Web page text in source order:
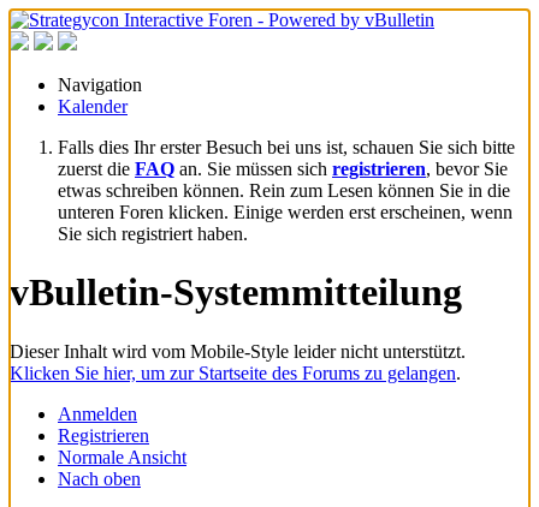
Navigation
Kalender
Falls dies Ihr erster Besuch bei uns ist, schauen Sie sich bitte
zuerst die FAQ an. Sie müssen sich registrieren, bevor Sie
etwas schreiben können. Rein zum Lesen können Sie in die
unteren Foren klicken. Einige werden erst erscheinen, wenn
Sie sich registriert haben.
vBulletin-Systemmitteilung
Dieser Inhalt wird vom Mobile-Style leider nicht unterstützt.
Klicken Sie hier, um zur Startseite des Forums zu gelangen.
Anmelden
Registrieren
Normale Ansicht
Nach oben